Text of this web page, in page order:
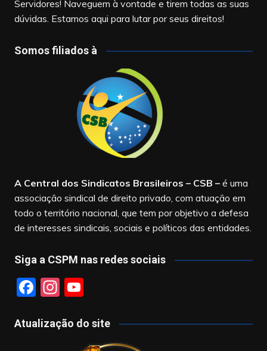
Servidores! Naveguem à vontade e tirem todas as suas
dúvidas. Estamos aqui para lutar por seus direitos!
Somos filiados à
A Central dos Sindicatos Brasileiros – CSB –é uma
associação sindical de direito privado, com atuação em
todo o território nacional, que tem por objetivo a defesa
de interesses sindicais, sociais e políticos das entidades.
Siga a CSPM nas redes sociais
F
c
In
a
Y
u
T
Atualização do site